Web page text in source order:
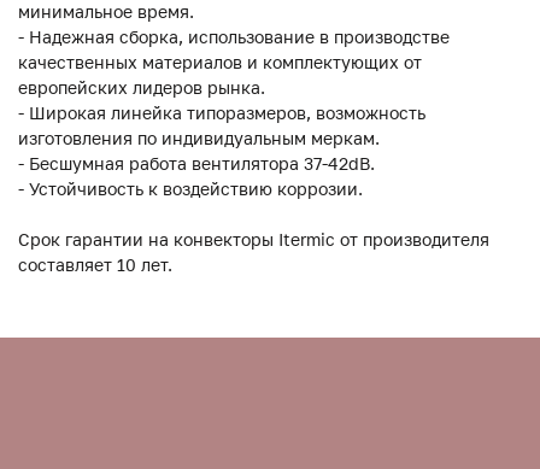
минимальное время.
- Надежная сборка, использование в производстве
качественных материалов и комплектующих от
европейских лидеров рынка.
- Широкая линейка типоразмеров, возможность
изготовления по индивидуальным меркам.
- Бесшумная работа вентилятора 37-42dB.
- Устойчивость к воздействию коррозии.
Срок гарантии на конвекторы Itermic от производителя
составляет 10 лет.